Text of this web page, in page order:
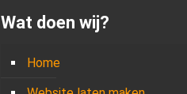
Wat doen wij?
Home